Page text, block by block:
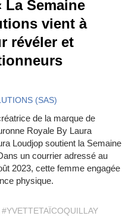
La Semaine
vient à
révéler et
(SAS)
de la marque de
Royale By Laura
Loudjop soutient la Semaine
un courrier adressé au
2023, cette femme engagée
physique.
#YVETTETAÏCOQUILLAY